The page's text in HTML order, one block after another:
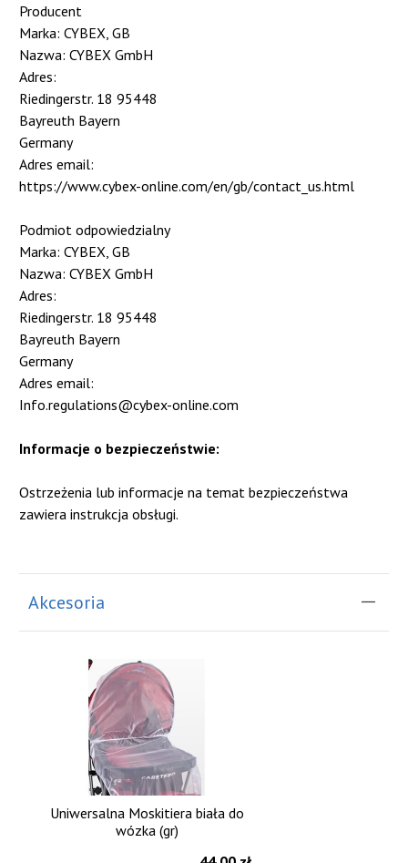
Producent
Marka: CYBEX, GB
Nazwa: CYBEX GmbH
Adres:
Riedingerstr. 18 95448
Bayreuth Bayern
Germany
Adres email:
https://www.cybex-online.com/en/gb/contact_us.html
Podmiot odpowiedzialny
Marka: CYBEX, GB
Nazwa: CYBEX GmbH
Adres:
Riedingerstr. 18 95448
Bayreuth Bayern
Germany
Adres email:
Info.regulations@cybex-online.com
Informacje o bezpieczeństwie:
Ostrzeżenia lub informacje na temat bezpieczeństwa
zawiera instrukcja obsługi.
Akcesoria
Uniwersalna Moskitiera biała do
wózka (gr)